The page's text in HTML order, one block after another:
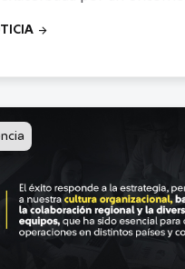
arrow_forward